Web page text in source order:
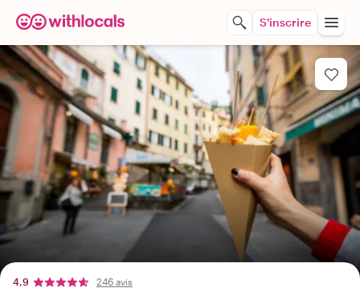
S'inscrire
4,9 246 avis